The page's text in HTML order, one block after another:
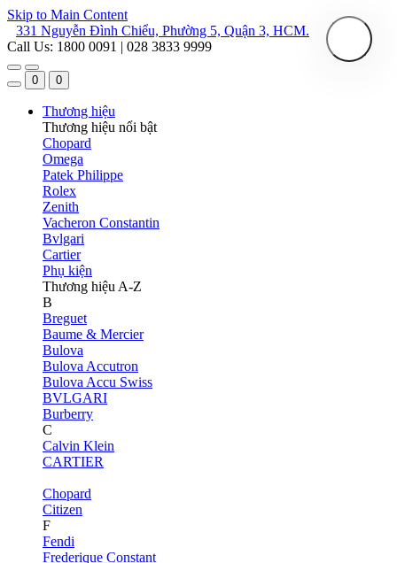
Skip to Main Content
331 Nguyễn Đình Chiểu, Phường 5, Quận 3, HCM.
Call Us: 1800 0091 | 028 3833 9999
0 0
Thương hiệu
Thương hiệu nổi bật
Chopard
Omega
Patek Philippe
Rolex
Zenith
Vacheron Constantin
Bvlgari
Cartier
Phụ kiện
Thương hiệu A-Z
B
Breguet
Baume & Mercier
Bulova
Bulova Accutron
Bulova Accu Swiss
BVLGARI
Burberry
C
Calvin Klein
CARTIER
Chopard
Citizen
F
Fendi
Frederique Constant